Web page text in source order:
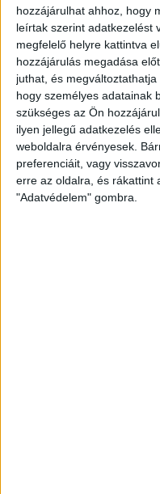
hozzájárulhat ahhoz, hogy
leírtak szerint adatkezelést
megfelelő helyre kattintva
hozzájárulás megadása
juthat, és megváltoztathatja
hogy személyes adatainak
szükséges az Ön
ilyen jellegű adatkezelés
weboldalra érvényesek.
preferenciáit, vagy
erre az oldalra, és rákattint
"Adatvédelem" gombra.
ZÖLDINFÓ
A hőség miatt
szintje